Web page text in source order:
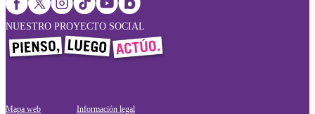
NUESTRO PROYECTO SOCIAL
Mapa web Información legal